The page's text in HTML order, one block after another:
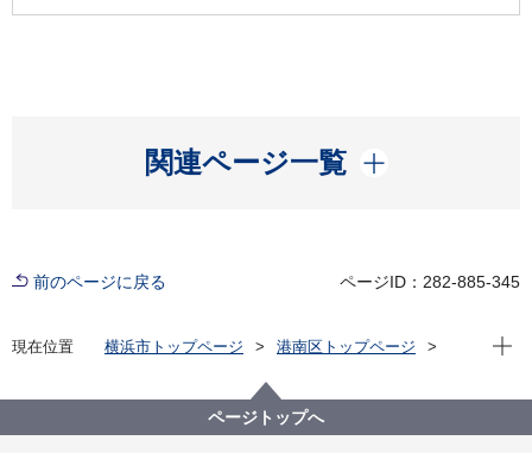
関連ページ一覧
開く
前のページに戻る ページID：282-885-345
現在位置 横浜市トップページ
港南区トップページ
下永谷１丁目付近
現在
ページトップへ